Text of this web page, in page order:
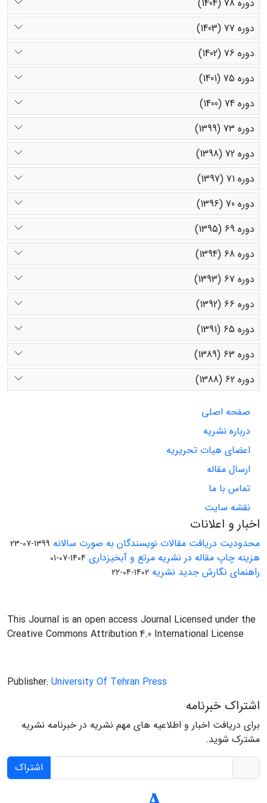
دوره 78 (1404)
دوره 77 (1403)
دوره 76 (1402)
دوره 75 (1401)
دوره 74 (1400)
دوره 73 (1399)
دوره 72 (1398)
دوره 71 (1397)
دوره 70 (1396)
دوره 69 (1395)
دوره 68 (1394)
دوره 67 (1393)
دوره 66 (1392)
دوره 65 (1391)
دوره 63 (1389)
دوره 62 (1388)
صفحه اصلی
درباره نشریه
اعضای هیات تحریریه
ارسال مقاله
تماس با ما
نقشه سایت
اخبار و اعلانات
محدودیت دریافت مقالات نویسندگان به صورت سالانه 1399-07-23
هزینه چاپ مقاله در نشریه مرتع و آبخیزداری 1404-07-01
راهنمای نگارش جدید نشریه 1402-04-22
This Journal is an open access Journal Licensed under the
Creative Commons Attribution 4.0 International License
Publisher: University Of Tehran Press
اشتراک خبرنامه
برای دریافت اخبار و اطلاعیه های مهم نشریه در خبرنامه نشریه
مشترک شوید.
اشتراک